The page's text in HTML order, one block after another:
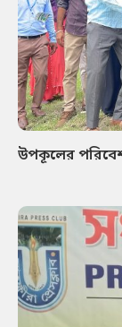
উপকূলের